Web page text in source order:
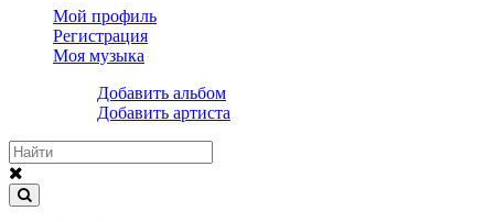
Мой профиль
Регистрация
Моя музыка
Добавить альбом
Добавить артиста